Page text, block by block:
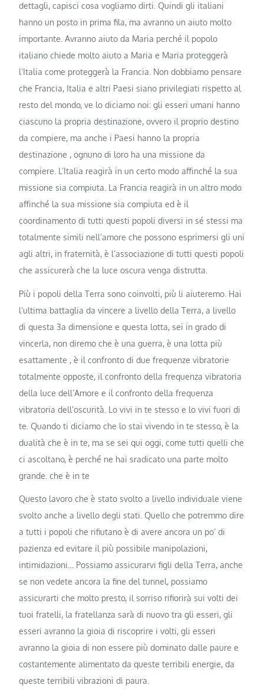
dettagli, capisci cosa vogliamo dirti. Quindi gli italiani
hanno un posto in prima fila, ma avranno un aiuto molto
importante. Avranno aiuto da Maria perché il popolo
italiano chiede molto aiuto a Maria e Maria proteggerà
l’Italia come proteggerà la Francia. Non dobbiamo pensare
che Francia, Italia e altri Paesi siano privilegiati rispetto al
resto del mondo, ve lo diciamo noi: gli esseri umani hanno
ciascuno la propria destinazione, ovvero il proprio destino
da compiere, ma anche i Paesi hanno la propria
destinazione , ognuno di loro ha una missione da
compiere. L’Italia reagirà in un certo modo affinché la sua
missione sia compiuta. La Francia reagirà in un altro modo
affinché la sua missione sia compiuta ed è il
coordinamento di tutti questi popoli diversi in sé stessi ma
totalmente simili nell’amore che possono esprimersi gli uni
agli altri, in fraternità, è l’associazione di tutti questi popoli
che assicurerà che la luce oscura venga distrutta.
Più i popoli della Terra sono coinvolti, più li aiuteremo. Hai
l’ultima battaglia da vincere a livello della Terra, a livello
di questa 3a dimensione e questa lotta, sei in grado di
vincerla, non diremo che è una guerra, è una lotta più
esattamente , è il confronto di due frequenze vibratorie
totalmente opposte, il confronto della frequenza vibratoria
della luce dell’Amore e il confronto della frequenza
vibratoria dell’oscurità. Lo vivi in ​​te stesso e lo vivi fuori di
te. Quando ti diciamo che lo stai vivendo in te stesso, è la
dualità che è in te, ma se sei qui oggi, come tutti quelli che
ci ascoltano, è perché ne hai sradicato una parte molto
grande. che è in te
Questo lavoro che è stato svolto a livello individuale viene
svolto anche a livello degli stati. Quello che potremmo dire
a tutti i popoli che rifiutano è di avere ancora un po’ di
pazienza ed evitare il più possibile manipolazioni,
intimidazioni… Possiamo assicurarvi figli della Terra, anche
se non vedete ancora la fine del tunnel, possiamo
assicurarti che molto presto, il sorriso rifiorirà sui volti dei
tuoi fratelli, la fratellanza sarà di nuovo tra gli esseri, gli
esseri avranno la gioia di riscoprire i volti, gli esseri
avranno la gioia di non essere più dominato dalle paure e
costantemente alimentato da queste terribili energie, da
queste terribili vibrazioni di paura.